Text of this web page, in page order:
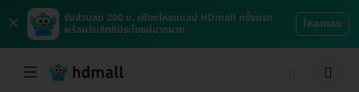
×
รับส่วนลด 200 บ. เพียงโหลดแอป HDmall ครั้งแรก
พร้อมรับสิทธิประโยชน์มากมาย
โหลดเลย